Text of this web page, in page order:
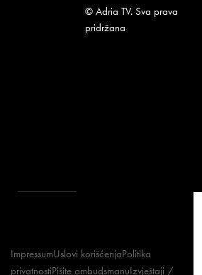
© Adria TV. Sva prava
pridržana
ImpressumUslovi korišćenjaPolitika
privatnostiPišite ombudsmanuIzvještaji /